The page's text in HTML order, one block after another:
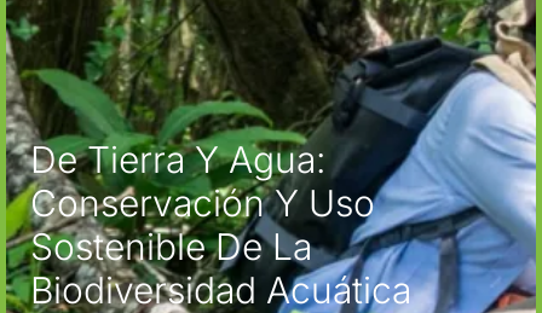
De Tierra Y Agua:
Conservación Y Uso
Sostenible De La
Biodiversidad Acuática